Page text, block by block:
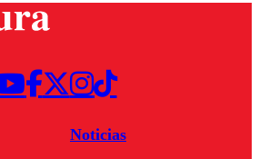
Noticias